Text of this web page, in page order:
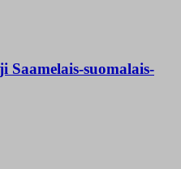
Saamelais-suomalais-